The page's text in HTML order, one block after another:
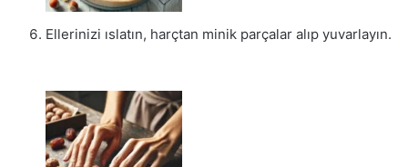
Ellerinizi ıslatın, harçtan minik parçalar alıp yuvarlayın.